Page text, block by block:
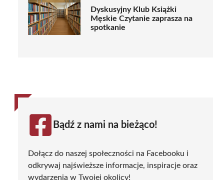
Dyskusyjny Klub Książki
Męskie Czytanie zaprasza na
spotkanie
Bądź z nami na bieżąco!
Dołącz do naszej społeczności na Facebooku i
odkrywaj najświeższe informacje, inspiracje oraz
wydarzenia w Twojej okolicy!